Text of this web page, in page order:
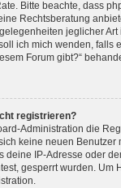
Bitte beachte, dass
Rechtsberatung
jeglicher Art
ich mich wenden, falls
Forum gibt?“
registrieren?
Administration die
keine neuen Benutzer
deine IP-Adresse oder
gesperrt wurden. Um